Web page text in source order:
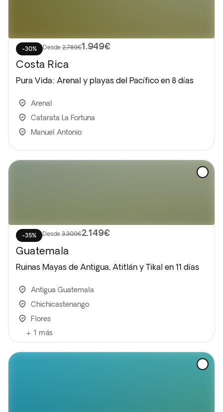
-30% Desde 2.789€1.949€
Costa Rica
Pura Vida: Arenal y playas del Pacífico en 8 días
Arenal
Catarata La Fortuna
Manuel Antonio
-35% Desde 3.309€2.149€
Guatemala
Ruinas Mayas de Antigua, Atitlán y Tikal en 11 días
Antigua Guatemala
Chichicastenango
Flores
+ 1 más